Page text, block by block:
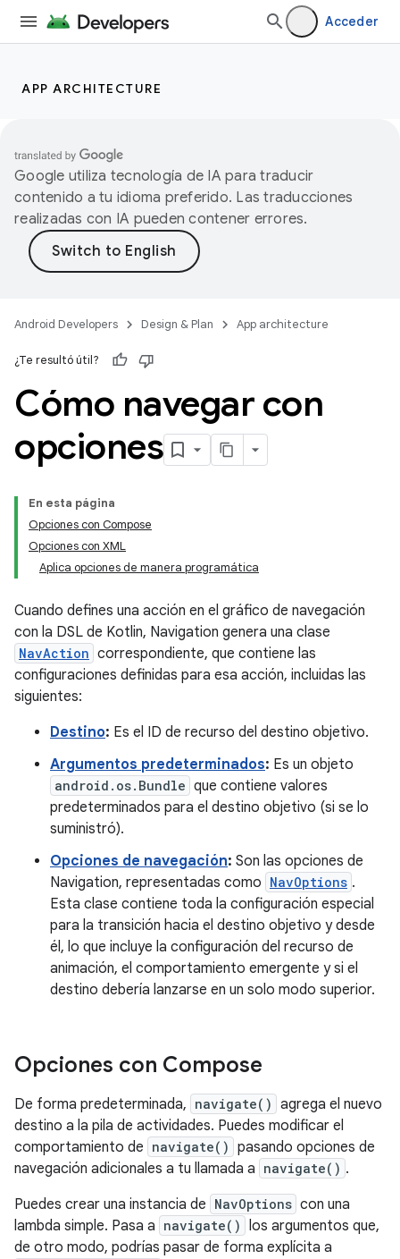
Acceder
APP ARCHITECTURE
Google utiliza tecnología de IA para traducir
contenido a tu idioma preferido. Las traducciones
realizadas con IA pueden contener errores.
Android Developers Design & Plan App architecture
¿Te resultó útil?
Cómo navegar con
opciones
En esta página
Opciones con Compose
Opciones con XML
Aplica opciones de manera programática
Cuando defines una acción en el gráfico de navegación
con la DSL de Kotlin, Navigation genera una clase
NavAction correspondiente, que contiene las
configuraciones definidas para esa acción, incluidas las
siguientes:
Destino: Es el ID de recurso del destino objetivo.
Argumentos predeterminados: Es un objeto
android.os.Bundle que contiene valores
predeterminados para el destino objetivo (si se lo
suministró).
Opciones de navegación: Son las opciones de
Navigation, representadas como NavOptions .
Esta clase contiene toda la configuración especial
para la transición hacia el destino objetivo y desde
él, lo que incluye la configuración del recurso de
animación, el comportamiento emergente y si el
destino debería lanzarse en un solo modo superior.
Opciones con Compose
De forma predeterminada, navigate() agrega el nuevo
destino a la pila de actividades. Puedes modificar el
comportamiento de navigate() pasando opciones de
navegación adicionales a tu llamada a navigate() .
Puedes crear una instancia de NavOptions con una
lambda simple. Pasa a navigate() los argumentos que,
de otro modo, podrías pasar de forma explícita a